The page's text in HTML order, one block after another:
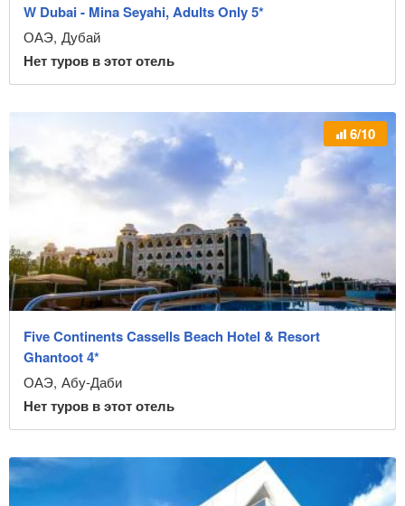
W Dubai - Mina Seyahi, Adults Only 5*
ОАЭ, Дубай
Нет туров в этот отель
6/10
Five Continents Cassells Beach Hotel & Resort
Ghantoot 4*
ОАЭ, Абу-Даби
Нет туров в этот отель